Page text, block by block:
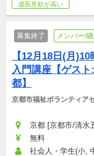
成長意欲が高い
募集終了 メンバー/
【12月18日(月
入門講座【ゲス
都】
京都市福祉ボランティア
京都 [京都市/清水
無料
社会人・学生(小,